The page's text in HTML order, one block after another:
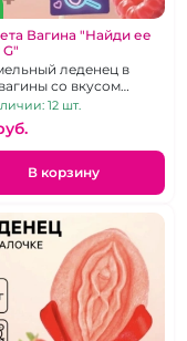
Вагина "Найди ее
леденец в
со вкусом
12 шт.
В корзину